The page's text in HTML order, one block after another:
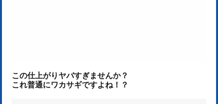
この仕上がりヤバすぎませんか？
これ普通にワカサギですよね！？